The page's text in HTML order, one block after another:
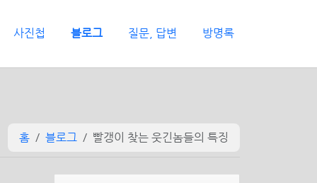
사진첩 블로그 질문, 답변 방명록
홈 블로그 빨갱이 찾는 웃긴놈들의 특징